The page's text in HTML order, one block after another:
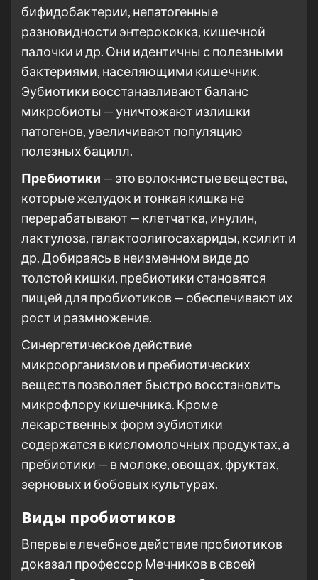
бифидобактерии, непатогенные
разновидности энтерококка, кишечной
палочки и др. Они идентичны с полезными
бактериями, населяющими кишечник.
Эубиотики восстанавливают баланс
микробиоты — уничтожают излишки
патогенов, увеличивают популяцию
полезных бацилл.
Пребиотики — это волокнистые вещества,
которые желудок и тонкая кишка не
перерабатывают — клетчатка, инулин,
лактулоза, галактоолигосахариды, ксилит и
др. Добираясь в неизменном виде до
толстой кишки, пребиотики становятся
пищей для пробиотиков — обеспечивают их
рост и размножение.
Синергетическое действие
микроорганизмов и пребиотических
веществ позволяет быстро восстановить
микрофлору кишечника. Кроме
лекарственных форм эубиотики
содержатся в кисломолочных продуктах, а
пребиотики — в молоке, овощах, фруктах,
зерновых и бобовых культурах.
Виды пробиотиков
Впервые лечебное действие пробиотиков
доказал профессор Мечников в своей